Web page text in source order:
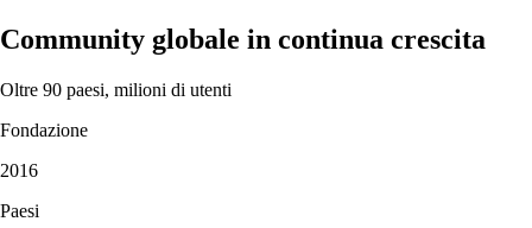
Community globale in continua crescita
Oltre 90 paesi, milioni di utenti
Fondazione
2016
Paesi